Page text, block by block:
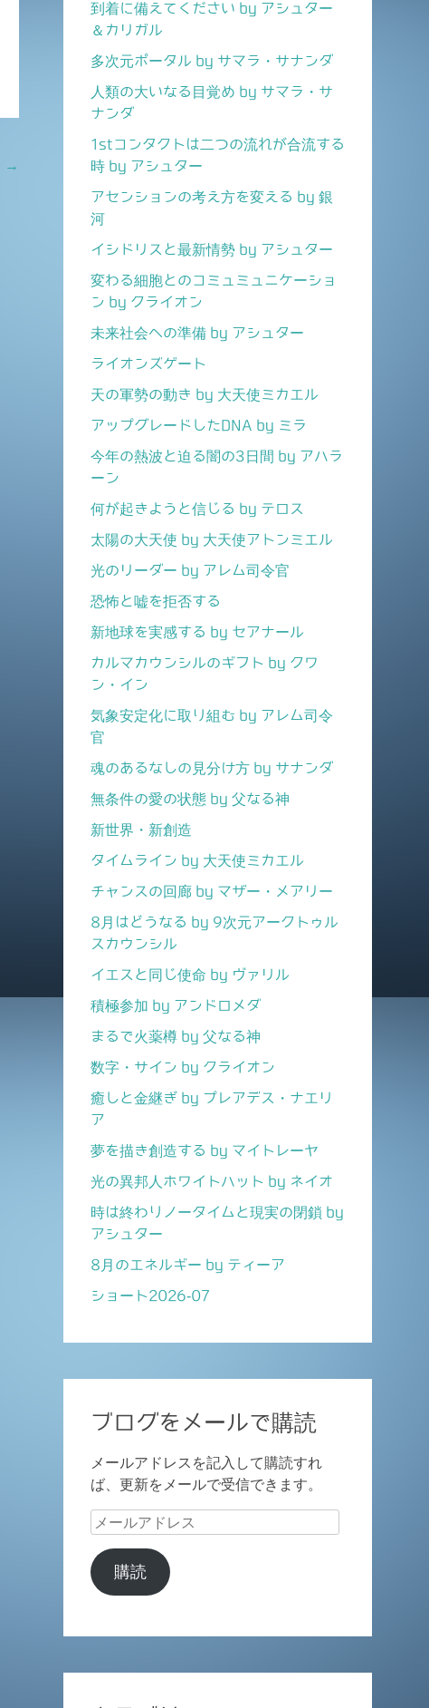
→
到着に備えてください by アシュター
＆カリガル
多次元ポータル by サマラ・サナンダ
人類の大いなる目覚め by サマラ・サ
ナンダ
1stコンタクトは二つの流れが合流する
時 by アシュター
アセンションの考え方を変える by 銀
河
イシドリスと最新情勢 by アシュター
変わる細胞とのコミュミュニケーショ
ン by クライオン
未来社会への準備 by アシュター
ライオンズゲート
天の軍勢の動き by 大天使ミカエル
アップグレードしたDNA by ミラ
今年の熱波と迫る闇の3日間 by アハラ
ーン
何が起きようと信じる by テロス
太陽の大天使 by 大天使アトンミエル
光のリーダー by アレム司令官
恐怖と嘘を拒否する
新地球を実感する by セアナール
カルマカウンシルのギフト by クワ
ン・イン
気象安定化に取り組む by アレム司令
官
魂のあるなしの見分け方 by サナンダ
無条件の愛の状態 by 父なる神
新世界・新創造
タイムライン by 大天使ミカエル
チャンスの回廊 by マザー・メアリー
8月はどうなる by 9次元アークトゥル
スカウンシル
イエスと同じ使命 by ヴァリル
積極参加 by アンドロメダ
まるで火薬樽 by 父なる神
数字・サイン by クライオン
癒しと金継ぎ by プレアデス・ナエリ
ア
夢を描き創造する by マイトレーヤ
光の異邦人ホワイトハット by ネイオ
時は終わりノータイムと現実の閉鎖 by
アシュター
8月のエネルギー by ティーア
ショート2026-07
ブログをメールで購読
メールアドレスを記入して購読すれ
ば、更新をメールで受信できます。
メ
ル
ア
購読